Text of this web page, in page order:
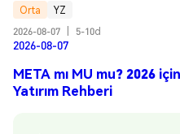
Orta
YZ
2026-08-07
5-10d
2026-08-07
META mı MU mu? 2026
Yatırım Rehberi